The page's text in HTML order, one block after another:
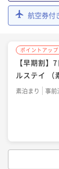
航空券付
ポイントアップ
【早期割】
ルステイ （
素泊まり 事前